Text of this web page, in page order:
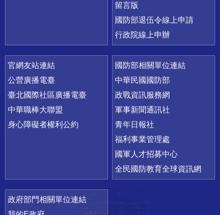
留言版
國防部退伍令線上申請
行政院線上申辦
官網友站連結
公營廣播電臺
臺北國際社區廣播電臺
中華職棒大聯盟
身心障礙者權利公約
國防部相關單位連結
中華民國國防部
政戰資訊服務網
軍事新聞通訊社
青年日報社
福利事業管理處
國軍人才招募中心
全民國防教育全球資訊網
政府部門相關單位連結